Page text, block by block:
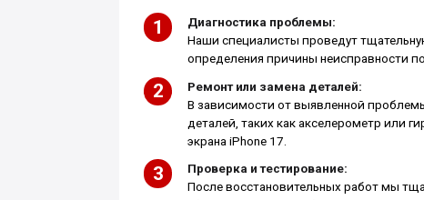
Диагностика проблемы:
Наши специалисты проведут
определения причины неисправности
Ремонт или замена деталей:
В зависимости от выявленной
деталей, таких как акселерометр или
экрана iPhone 17.
Проверка и тестирование:
После восстановительных работ мы